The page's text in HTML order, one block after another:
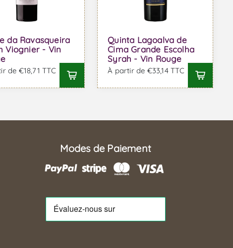
da Ravasqueira
Viognier - Vin
de €18,71 TTC
Quinta Lagoalva de
Cima Grande Escolha
Syrah - Vin Rouge
À partir de €33,14 TTC
Modes de Paiement